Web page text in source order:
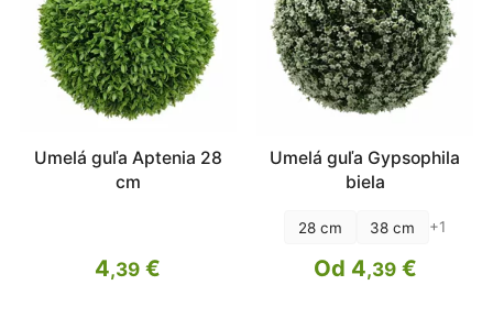
Umelá guľa Aptenia 28
cm
4,39 €
Umelá guľa Gypsophila
biela
28 cm 38 cm +1
Od 4,39€